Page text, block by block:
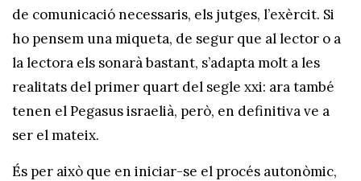
de comunicació necessaris, els jutges, l’exèrcit. Si
ho pensem una miqueta, de segur que al lector o a
la lectora els sonarà bastant, s’adapta molt a les
realitats del primer quart del segle xxi: ara també
tenen el Pegasus israelià, però, en definitiva ve a
ser el mateix.
És per això que en iniciar-se el procés autonòmic,